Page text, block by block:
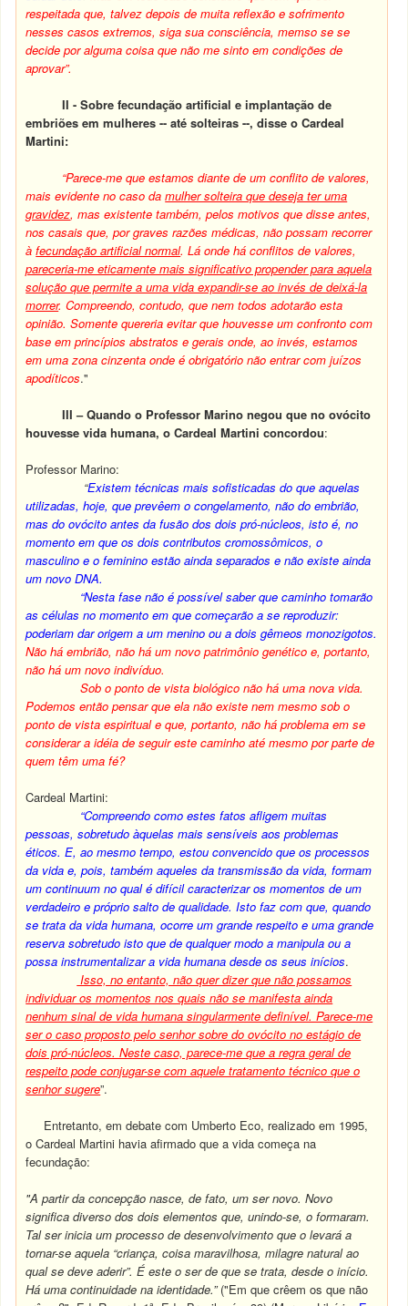
respeitada que, talvez depois de muita reflexão e sofrimento
nesses casos extremos, siga sua consciência, memso se se
decide por alguma coisa que não me sinto em condições de
aprovar”.
II - Sobre fecundação artificial e implantação de
embriões em mulheres -- até solteiras --, disse o Cardeal
Martini:
“Parece-me que estamos diante de um conflito de valores,
mais evidente no caso damulher solteira que deseja ter uma
gravidez, mas existente também, pelos motivos que disse antes,
nos casais que, por graves razões médicas, não possam recorrer
àfecundação artificial normal. Lá onde há conflitos de valores,
pareceria-me eticamente mais significativo propender para aquela
solução que permite a uma vida expandir-se ao invés de deixá-la
morrer. Compreendo, contudo, que nem todos adotarão esta
opinião. Somente quereria evitar que houvesse um confronto com
base em princípios abstratos e gerais onde, ao invés, estamos
em uma zona cinzenta onde é obrigatório não entrar com juízos
apodíticos."
III – Quando o Professor Marino negou que no ovócito
houvesse vida humana, o Cardeal Martini concordou:
Professor Marino:
“Existem técnicas mais sofisticadas do que aquelas
utilizadas, hoje, que prevêem o congelamento, não do embrião,
mas do ovócito antes da fusão dos dois pró-núcleos, isto é, no
momento em que os dois contributos cromossômicos, o
masculino e o feminino estão ainda separados e não existe ainda
um novo DNA.
“Nesta fase não é possível saber que caminho tomarão
as células no momento em que começarão a se reproduzir:
poderiam dar origem a um menino ou a dois gêmeos monozigotos.
Não há embrião, não há um novo patrimônio genético e, portanto,
não há um novo indivíduo.
Sob o ponto de vista biológico não há uma nova vida.
Podemos então pensar que ela não existe nem mesmo sob o
ponto de vista espiritual e que, portanto, não há problema em se
considerar a idéia de seguir este caminho até mesmo por parte de
quem têm uma fé?
Cardeal Martini:
“Compreendo como estes fatos afligem muitas
pessoas, sobretudo àquelas mais sensíveis aos problemas
éticos. E, ao mesmo tempo, estou convencido que os processos
da vida e, pois, também aqueles da transmissão da vida, formam
um continuum no qual é difícil caracterizar os momentos de um
verdadeiro e próprio salto de qualidade. Isto faz com que, quando
se trata da vida humana, ocorre um grande respeito e uma grande
reserva sobretudo isto que de qualquer modo a manipula ou a
possa instrumentalizar a vida humana desde os seus inícios.
Isso, no entanto, não quer dizer que não possamos
individuar os momentos nos quais não se manifesta ainda
nenhum sinal de vida humana singularmente definível. Parece-me
ser o caso proposto pelo senhor sobre do ovócito no estágio de
dois pró-núcleos. Neste caso, parece-me que a regra geral de
respeito pode conjugar-se com aquele tratamento técnico que o
senhor sugere”.
Entretanto, em debate com Umberto Eco, realizado em 1995,
o Cardeal Martini havia afirmado que a vida começa na
fecundação:
"A partir da concepção nasce, de fato, um ser novo. Novo
significa diverso dos dois elementos que, unindo-se, o formaram.
Tal ser inicia um processo de desenvolvimento que o levará a
tornar-se aquela “criança, coisa maravilhosa, milagre natural ao
qual se deve aderir”. É este o ser de que se trata, desde o início.
Há uma continuidade na identidade.”("Em que crêem os que não